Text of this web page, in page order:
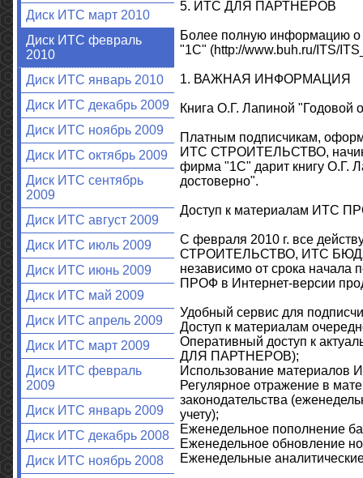
Диск ИТС март 2010
Диск ИТС февраль
2010
Диск ИТС январь 2010
Диск ИТС декабрь 2009
Диск ИТС ноябрь 2009
Диск ИТС октябрь 2009
Диск ИТС сентябрь
2009
Диск ИТС август 2009
Диск ИТС июль 2009
Диск ИТС июнь 2009
Диск ИТС май 2009
Диск ИТС апрель 2009
Диск ИТС март 2009
Диск ИТС февраль
2009
Диск ИТС январь 2009
Диск ИТС декабрь 2008
Диск ИТС ноябрь 2008
5. ИТС ДЛЯ ПАРТНЕРОВ
Более полную информацию о
"1С" (http://www.buh.ru/ITS/
1. ВАЖНАЯ ИНФОРМАЦИЯ
Книга О.Г. Лапиной "Годовой
Платным подписчикам,
ИТС СТРОИТЕЛЬСТВО,
фирма "1С" дарит книгу О.Г.
достоверно".
Доступ к материалам ИТС
С февраля 2010 г. все
СТРОИТЕЛЬСТВО, ИТС
независимо от срока начала
ПРОФ в Интернет-версии
Удобный сервис для
Доступ к материалам
Оперативный доступ к
ДЛЯ ПАРТНЕРОВ);
Использование материалов
Регулярное отражение в
законодательства
учету);
Еженедельное пополнение
Еженедельное обновление
Еженедельные